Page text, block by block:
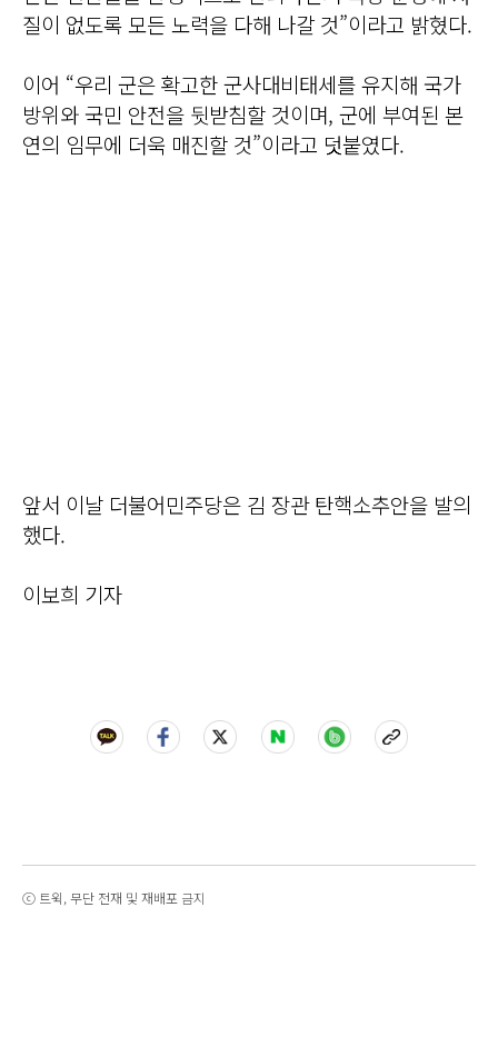
질이 없도록 모든 노력을 다해 나갈 것”이라고 밝혔다.
이어 “우리 군은 확고한 군사대비태세를 유지해 국가
방위와 국민 안전을 뒷받침할 것이며, 군에 부여된 본
연의 임무에 더욱 매진할 것”이라고 덧붙였다.
앞서 이날 더불어민주당은 김 장관 탄핵소추안을 발의
했다.
이보희 기자
ⓒ 트윅, 무단 전재 및 재배포 금지